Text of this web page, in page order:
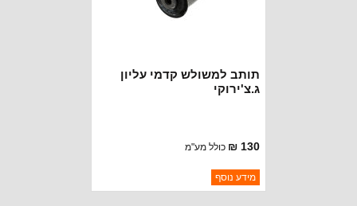
תותב למשולש קדמי עליון
ג.צ'ירוקי
130 ₪ כולל מע"מ
ברקוד: K200113
יצרן:OAKMAN OFFROAD
מידע נוסף